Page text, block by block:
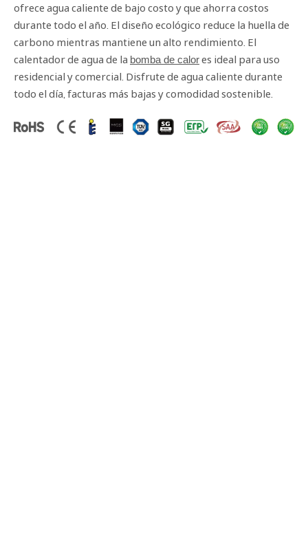
ofrece agua caliente de bajo costo y que ahorra costos
durante todo el año. El diseño ecológico reduce la huella de
carbono mientras mantiene un alto rendimiento. El
calentador de agua de la bomba de calores ideal para uso
residencial y comercial. Disfrute de agua caliente durante
todo el día, facturas más bajas y comodidad sostenible.